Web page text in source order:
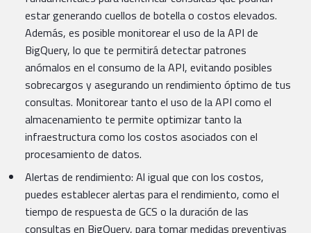
estar generando cuellos de botella o costos elevados.
Además, es posible monitorear el uso de la API de
BigQuery, lo que te permitirá detectar patrones
anómalos en el consumo de la API, evitando posibles
sobrecargos y asegurando un rendimiento óptimo de tus
consultas. Monitorear tanto el uso de la API como el
almacenamiento te permite optimizar tanto la
infraestructura como los costos asociados con el
procesamiento de datos.
Alertas de rendimiento: Al igual que con los costos,
puedes establecer alertas para el rendimiento, como el
tiempo de respuesta de GCS o la duración de las
consultas en BigQuery, para tomar medidas preventivas